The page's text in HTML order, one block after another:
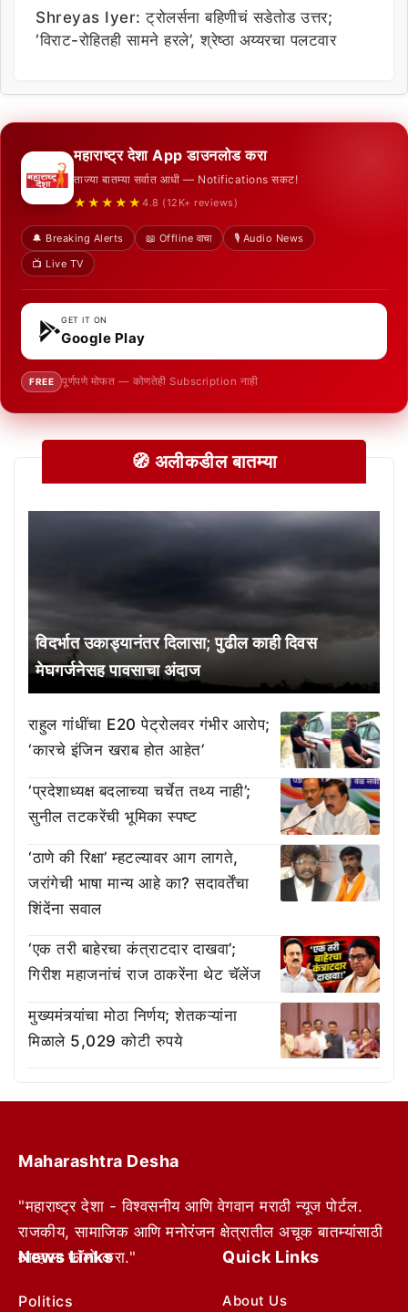
Shreyas Iyer: ट्रोलर्सना बहिणीचं सडेतोड उत्तर;
‘विराट-रोहितही सामने हरले’, श्रेष्ठा अय्यरचा पलटवार
महाराष्ट्र देशा App डाउनलोड करा
ताज्या बातम्या सर्वात आधी — Notifications सकट!
★★★★★ 4.8 (12K+ reviews)
🔔 Breaking Alerts 📖 Offline वाचा
🎙️ Audio News
📺 Live TV
GET IT ON
Google Play
FREE पूर्णपणे मोफत — कोणतेही Subscription नाही
🧭 अलीकडील बातम्या
विदर्भात उकाड्यानंतर दिलासा; पुढील काही दिवस
मेघगर्जनेसह पावसाचा अंदाज
राहुल गांधींचा E20 पेट्रोलवर गंभीर आरोप;
‘कारचे इंजिन खराब होत आहेत’
‘प्रदेशाध्यक्ष बदलाच्या चर्चेत तथ्य नाही’;
सुनील तटकरेंची भूमिका स्पष्ट
‘ठाणे की रिक्षा’ म्हटल्यावर आग लागते,
जरांगेची भाषा मान्य आहे का? सदावर्तेंचा
शिंदेंना सवाल
‘एक तरी बाहेरचा कंत्राटदार दाखवा’;
गिरीश महाजनांचं राज ठाकरेंना थेट चॅलेंज
मुख्यमंत्र्यांचा मोठा निर्णय; शेतकऱ्यांना
मिळाले 5,029 कोटी रुपये
Maharashtra Desha
"महाराष्ट्र देशा - विश्वसनीय आणि वेगवान मराठी न्यूज पोर्टल.
राजकीय, सामाजिक आणि मनोरंजन क्षेत्रातील अचूक बातम्यांसाठी
आम्हाला फॉलो करा."
News Links
Politics
Quick Links
About Us